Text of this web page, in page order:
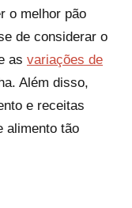
o melhor pão
de considerar o
as variações de
Além disso,
e receitas
alimento tão